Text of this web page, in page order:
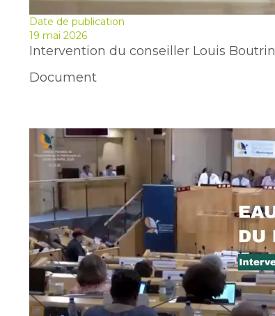
Date de publication
19 mai 2026
Intervention du conseiller Louis Boutrin
Document